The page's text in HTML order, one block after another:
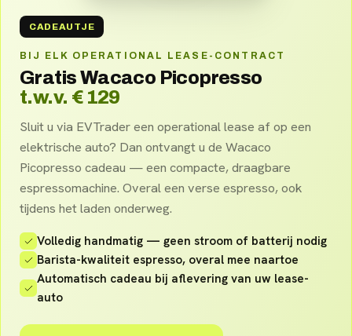
CADEAUTJE
BIJ ELK OPERATIONAL LEASE-CONTRACT
Gratis Wacaco Picopresso
t.w.v. € 129
Sluit u via EVTrader een operational lease af op een
elektrische auto? Dan ontvangt u de Wacaco
Picopresso cadeau — een compacte, draagbare
espressomachine. Overal een verse espresso, ook
tijdens het laden onderweg.
Volledig handmatig — geen stroom of batterij nodig
Barista-kwaliteit espresso, overal mee naartoe
Automatisch cadeau bij aflevering van uw lease-
auto